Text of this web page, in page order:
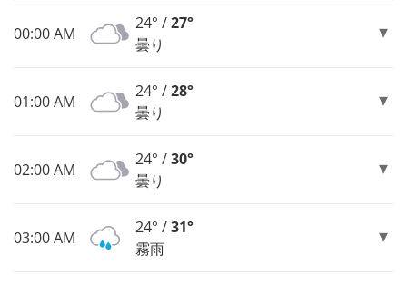
00:00 AM
24° /27°
曇り
01:00 AM
24° /28°
曇り
02:00 AM
24° /30°
曇り
03:00 AM
24° /31°
霧雨